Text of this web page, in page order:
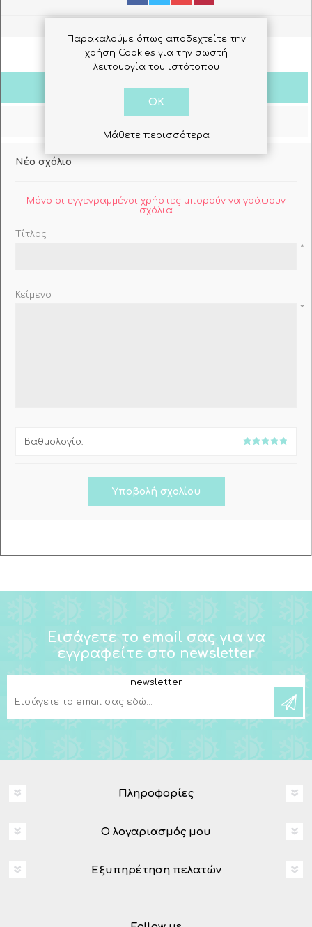
Σχόλια Πελατών
Νέο σχόλιο
Μόνο οι εγγεγραμμένοι χρήστες μπορούν να γράψουν
σχόλια
Τίτλος:
*
Κείμενο:
*
Βαθμολογία:
Εισάγετε το email σας για να
εγγραφείτε στο newsletter
newsletter
Πληροφορίες
Ο λογαριασμός μου
Εξυπηρέτηση πελατών
Παρακαλούμε όπως αποδεχτείτε την
χρήση Cookies για την σωστή
λειτουργία του ιστότοπου
OK
Μάθετε περισσότερα